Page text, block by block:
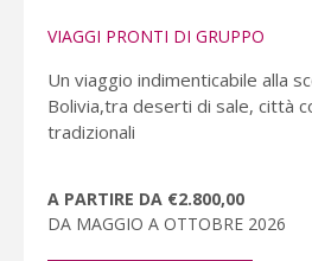
VIAGGI PRONTI DI GRUPPO
Un viaggio indimenticabile alla
Bolivia,tra deserti di sale, città
tradizionali
A PARTIRE DA €2.800,00
DA MAGGIO A OTTOBRE 2026